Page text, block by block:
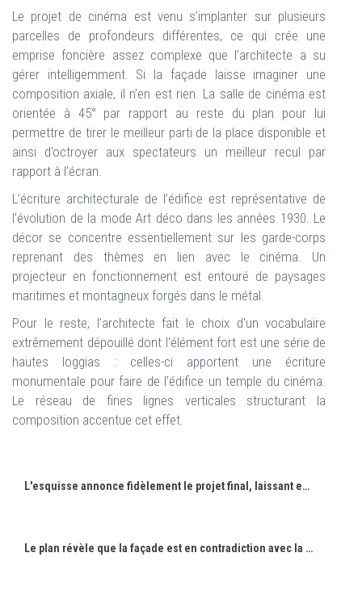
Le projet de cinéma est venu s’implanter sur plusieurs
parcelles de profondeurs différentes, ce qui crée une
emprise foncière assez complexe que l’architecte a su
gérer intelligemment. Si la façade laisse imaginer une
composition axiale, il n’en est rien. La salle de cinéma est
orientée à 45° par rapport au reste du plan pour lui
permettre de tirer le meilleur parti de la place disponible et
ainsi d'octroyer aux spectateurs un meilleur recul par
rapport à l’écran.
L’écriture architecturale de l’édifice est représentative de
l'évolution de la mode Art déco dans les années 1930. Le
décor se concentre essentiellement sur les garde-corps
reprenant des thèmes en lien avec le cinéma. Un
projecteur en fonctionnement est entouré de paysages
maritimes et montagneux forgés dans le métal.
Pour le reste, l'architecte fait le choix d'un vocabulaire
extrêmement dépouillé dont l'élément fort est une série de
hautes loggias : celles-ci apportent une écriture
monumentale pour faire de l'édifice un temple du cinéma.
Le réseau de fines lignes verticales structurant la
composition accentue cet effet.
L'esquisse annonce fidèlement le projet final, laissant encore dans le flou quelques détails comme la ferronnerie.
Le plan révèle que la façade est en contradiction avec la salle. Celle-ci use d'une forme organique plaçant l'écran dans le prolongement des murs courbes.